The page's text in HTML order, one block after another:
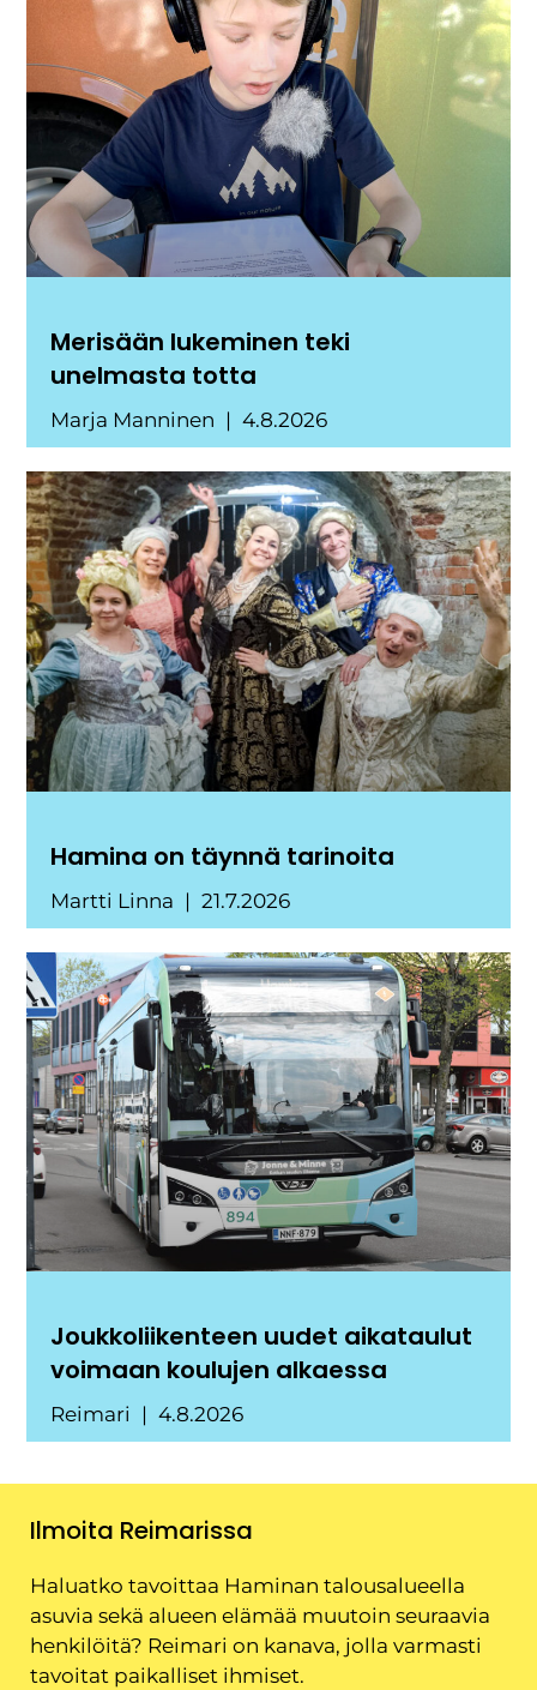
Merisään lukeminen teki
unelmasta totta
Marja Manninen 4.8.2026
Hamina on täynnä tarinoita
Martti Linna 21.7.2026
Joukkoliikenteen uudet aikataulut
voimaan koulujen alkaessa
Reimari 4.8.2026
Ilmoita Reimarissa
Haluatko tavoittaa Haminan talousalueella
asuvia sekä alueen elämää muutoin seuraavia
henkilöitä? Reimari on kanava, jolla varmasti
tavoitat paikalliset ihmiset.